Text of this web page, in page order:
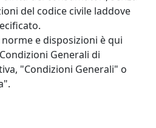
del codice civile laddove
e disposizioni è qui
Generali di
"Condizioni Generali" o